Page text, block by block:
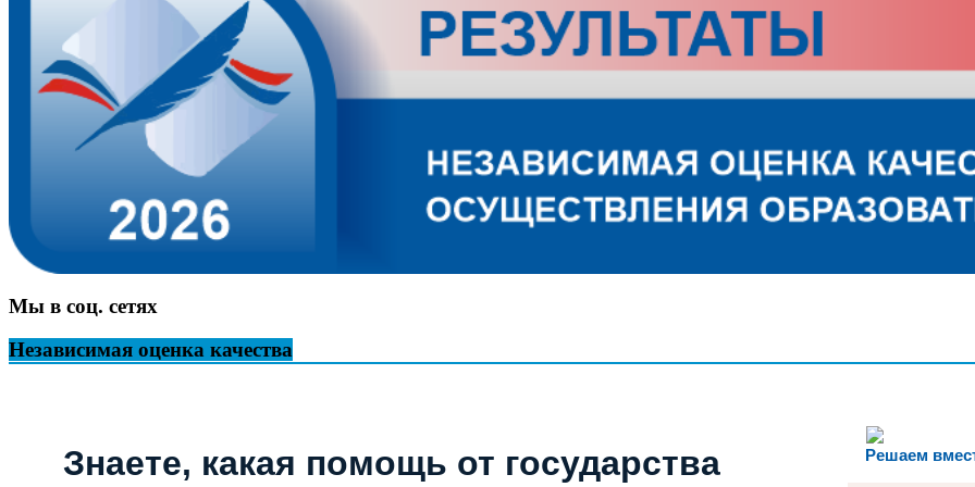
Мы в соц. сетях
Независимая оценка качества
Решаем
Знаете, какая помощь от государства